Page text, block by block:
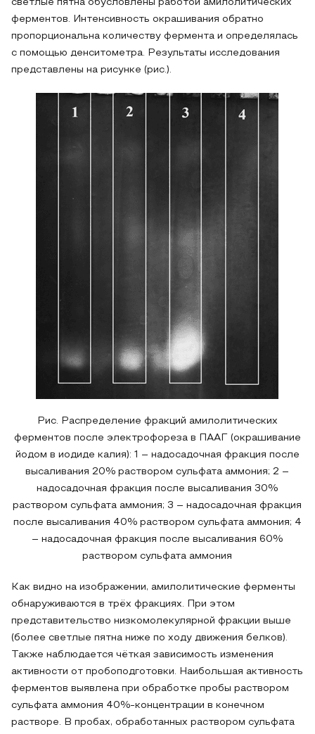
светлые пятна обусловлены работой амилолитических
ферментов. Интенсивность окрашивания обратно
пропорциональна количеству фермента и определялась
с помощью денситометра. Результаты исследования
представлены на рисунке (рис.).
Рис. Распределение фракций амилолитических
ферментов после электрофореза в ПААГ (окрашивание
йодом в иодиде калия): 1 – надосадочная фракция после
высаливания 20% раствором сульфата аммония; 2 –
надосадочная фракция после высаливания 30%
раствором сульфата аммония; 3 – надосадочная фракция
после высаливания 40% раствором сульфата аммония; 4
– надосадочная фракция после высаливания 60%
раствором сульфата аммония
Как видно на изображении, амилолитические ферменты
обнаруживаются в трёх фракциях. При этом
представительство низкомолекулярной фракции выше
(более светлые пятна ниже по ходу движения белков).
Также наблюдается чёткая зависимость изменения
активности от пробоподготовки. Наибольшая активность
ферментов выявлена при обработке пробы раствором
сульфата аммония 40%-концентрации в конечном
растворе. В пробах, обработанных раствором сульфата